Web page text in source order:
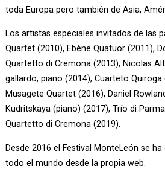
toda Europa pero también de Asia,
Los artistas especiales invitados de las
Quartet (2010), Ebène Quatuor (2011),
Quartetto di Cremona (2013), Nicolas
gallardo, piano (2014), Cuarteto Quiroga
Musagete Quartet (2016), Daniel
Kudritskaya (piano) (2017), Trío di
Quartetto di Cremona (2019).
Desde 2016 el Festival MonteLeón se
todo el mundo desde la propia web.